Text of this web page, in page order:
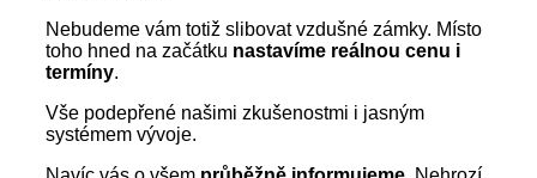
Nebudeme vám totiž slibovat vzdušné zámky. Místo
toho hned na začátku nastavíme reálnou cenu i
termíny.
Vše podepřené našimi zkušenostmi i jasným
systémem vývoje.